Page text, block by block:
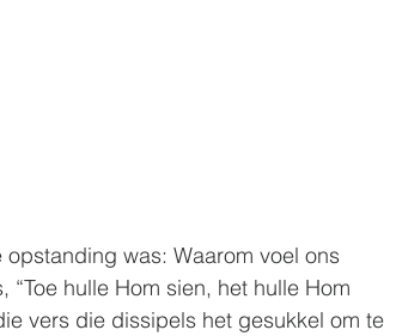
was: Waarom voel ons
hulle Hom sien, het hulle Hom
vers die dissipels het gesukkel om te